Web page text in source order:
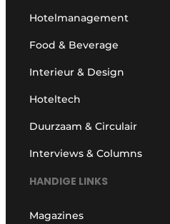
Hotelmanagement
Food & Beverage
Interieur & Design
Hoteltech
Duurzaam & Circulair
Interviews & Columns
HANDIGE LINKS
Magazines